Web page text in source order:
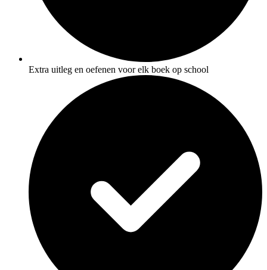
Extra uitleg en oefenen voor elk boek op school